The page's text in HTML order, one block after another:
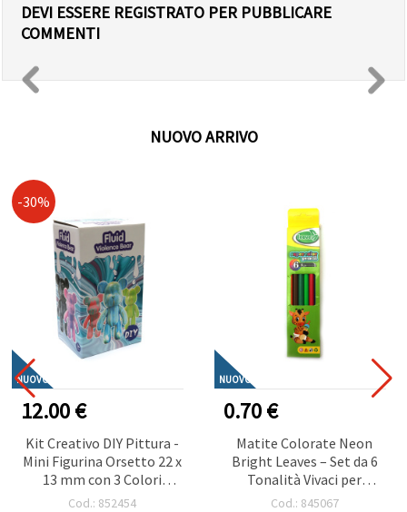
DEVI ESSERE REGISTRATO PER PUBBLICARE
COMMENTI
NUOVO ARRIVO
-30%
NUOVO
12.00 €
Kit Creativo DIY Pittura -
Mini Figurina Orsetto 22 x
13 mm con 3 Colori
Acrilici - Set Rosa per
Cod.: 852454
NUOVO
0.70 €
Matite Colorate Neon
Bright Leaves – Set da 6
Tonalità Vivaci per
Disegno Creativo, Bold e
Cod.: 845067